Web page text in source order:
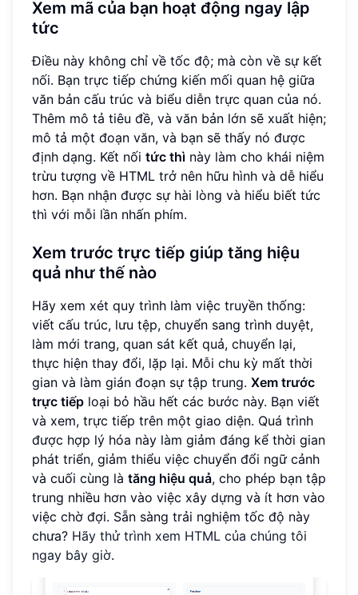
Xem mã của bạn hoạt động ngay lập
tức
Điều này không chỉ về tốc độ; mà còn về sự kết
nối. Bạn trực tiếp chứng kiến mối quan hệ giữa
văn bản cấu trúc và biểu diễn trực quan của nó.
Thêm mô tả tiêu đề, và văn bản lớn sẽ xuất hiện;
mô tả một đoạn văn, và bạn sẽ thấy nó được
định dạng. Kết nối tức thì này làm cho khái niệm
trừu tượng về HTML trở nên hữu hình và dễ hiểu
hơn. Bạn nhận được sự hài lòng và hiểu biết tức
thì với mỗi lần nhấn phím.
Xem trước trực tiếp giúp tăng hiệu
quả như thế nào
Hãy xem xét quy trình làm việc truyền thống:
viết cấu trúc, lưu tệp, chuyển sang trình duyệt,
làm mới trang, quan sát kết quả, chuyển lại,
thực hiện thay đổi, lặp lại. Mỗi chu kỳ mất thời
gian và làm gián đoạn sự tập trung. Xem trước
trực tiếp loại bỏ hầu hết các bước này. Bạn viết
và xem, trực tiếp trên một giao diện. Quá trình
được hợp lý hóa này làm giảm đáng kể thời gian
phát triển, giảm thiểu việc chuyển đổi ngữ cảnh
và cuối cùng là tăng hiệu quả, cho phép bạn tập
trung nhiều hơn vào việc xây dựng và ít hơn vào
việc chờ đợi. Sẵn sàng trải nghiệm tốc độ này
chưa? Hãy thử trình xem HTML của chúng tôi
ngay bây giờ.